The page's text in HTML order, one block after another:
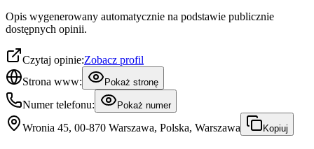
Opis wygenerowany automatycznie na podstawie publicznie
dostępnych opinii.
Czytaj opinie:Zobacz profil
Strona www:
Pokaż stronę
Numer telefonu: Pokaż numer
Wronia 45, 00-870 Warszawa, Polska, Warszawa Kopiuj